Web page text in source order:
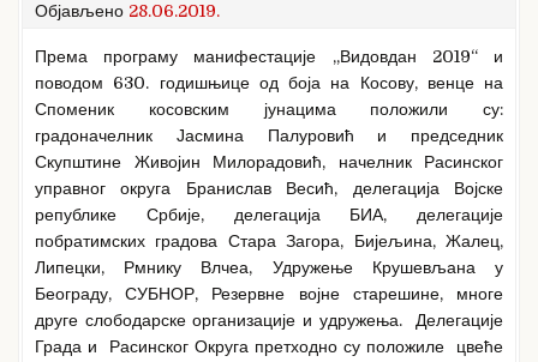
Објављено 28.06.2019.
Према програму манифестације „Видовдан 2019“ и
поводом 630. годишњице од боја на Косову, венце на
Споменик косовским јунацима положили су:
градоначелник Јасмина Палуровић и председник
Скупштине Живојин Милорадовић, начелник Расинског
управног округа Бранислав Весић, делегација Војске
републике Србије, делегација БИА, делегације
побратимских градова Стара Загора, Бијељина, Жалец,
Липецки, Рмнику Влчеа, Удружење Крушевљана у
Београду, СУБНОР, Резервне војне старешине, многе
друге слободарске организације и удружења. Делегације
Града и Расинског Округа претходно су положиле цвеће